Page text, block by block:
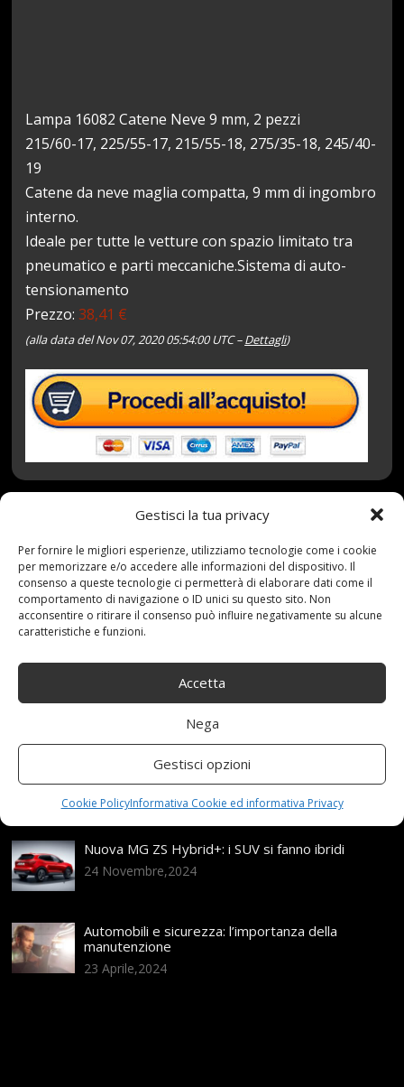
Gestisci la tua privacy
Per fornire le migliori esperienze, utilizziamo tecnologie come i cookie
per memorizzare e/o accedere alle informazioni del dispositivo. Il
consenso a queste tecnologie ci permetterà di elaborare dati come il
comportamento di navigazione o ID unici su questo sito. Non
acconsentire o ritirare il consenso può influire negativamente su alcune
caratteristiche e funzioni.
Accetta
Nega
Gestisci opzioni
Cookie PolicyInformativa Cookie ed informativa Privacy
Lampa 16082 Catene Neve 9 mm, 2 pezzi
215/60-17, 225/55-17, 215/55-18, 275/35-18, 245/40-
19
Catene da neve maglia compatta, 9 mm di ingombro
interno.
Ideale per tutte le vetture con spazio limitato tra
pneumatico e parti meccaniche.Sistema di auto-
tensionamento
Prezzo:38,41 €
(alla data del Nov 07, 2020 05:54:00 UTC –Dettagli)
Lampa,Neve,Pezzi,SNOWDRIVE Categories:
Shop
Assicurazione auto e sostituzione lunotto: le cose
da sapere
Range Rover: un’icona tra i luxury SUV
25 Novembre,2024
Nuova MG ZS Hybrid+: i SUV si fanno ibridi
24 Novembre,2024
Automobili e sicurezza: l’importanza della
manutenzione
23 Aprile,2024